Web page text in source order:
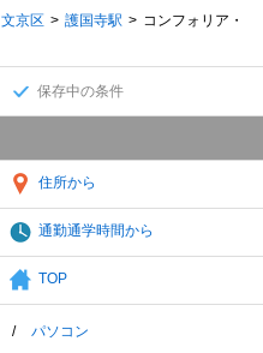
文京区 護国寺駅
コンフォリア・
保存中の条件
住所から
通勤通学時間から
TOP
パソコン